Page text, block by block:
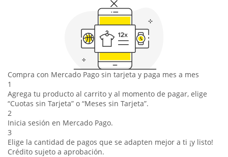
Compra con Mercado Pago sin tarjeta y paga mes a mes
1
Agrega tu producto al carrito y al momento de pagar, elige
“Cuotas sin Tarjeta” o “Meses sin Tarjeta”.
2
Inicia sesión en Mercado Pago.
3
Elige la cantidad de pagos que se adapten mejor a ti ¡y listo!
Crédito sujeto a aprobación.